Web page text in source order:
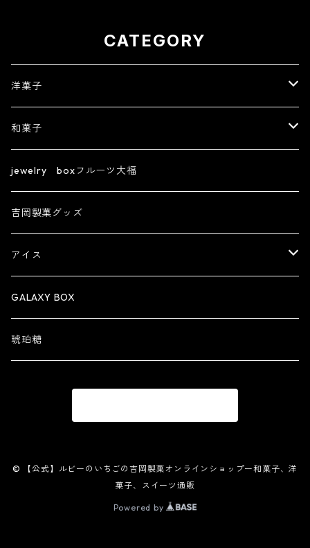
CATEGORY
洋菓子
【フルーツ大福】ジュエリーボックスシリーズ
フィナンシェ
ズコット
和菓子
きんつば
生菓子
創作大福
機能性表示食品
jewelry boxフルーツ大福
吉岡製菓グッズ
アイス
アイスパフェ
GALAXY BOX
琥珀糖
© 【公式】ルビーのいちごの吉岡製菓オンラインショップー和菓子、洋
菓子、スイーツ通販
Powered by